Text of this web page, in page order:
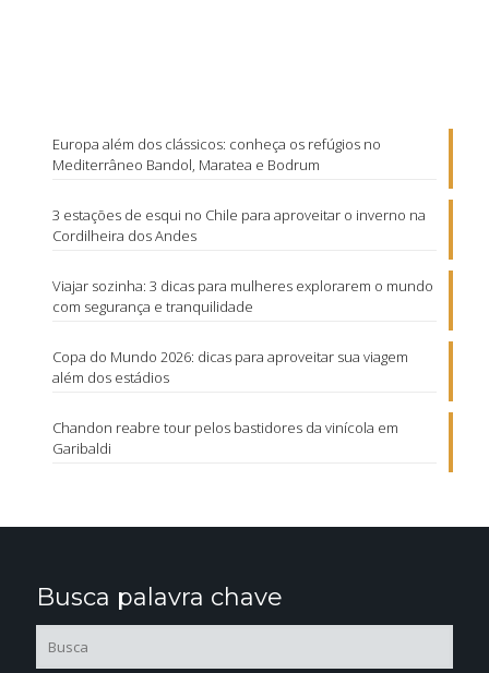
Europa além dos clássicos: conheça os refúgios no
Mediterrâneo Bandol, Maratea e Bodrum
3 estações de esqui no Chile para aproveitar o inverno na
Cordilheira dos Andes
Viajar sozinha: 3 dicas para mulheres explorarem o mundo
com segurança e tranquilidade
Copa do Mundo 2026: dicas para aproveitar sua viagem
além dos estádios
Chandon reabre tour pelos bastidores da vinícola em
Garibaldi
Busca palavra chave